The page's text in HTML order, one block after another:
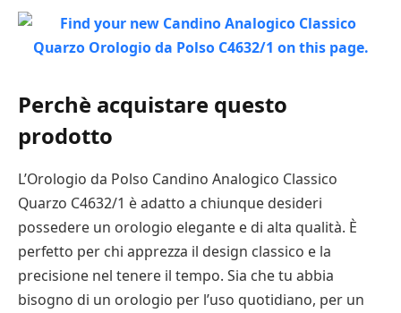
Perchè acquistare questo
prodotto
L’Orologio da Polso Candino Analogico Classico
Quarzo C4632/1 è adatto a chiunque desideri
possedere un orologio elegante e di alta qualità. È
perfetto per chi apprezza il design classico e la
precisione nel tenere il tempo. Sia che tu abbia
bisogno di un orologio per l’uso quotidiano, per un